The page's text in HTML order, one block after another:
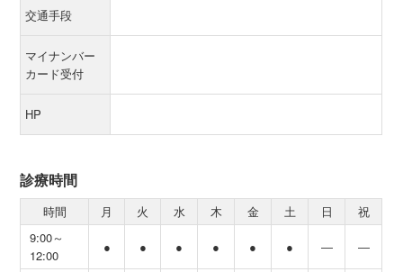
交通手段
マイナンバー
カード受付
HP
診療時間
時間 月 火 水 木 金 土 日
祝
9:00～
12:00
● ● ● ● ● ● ― ―